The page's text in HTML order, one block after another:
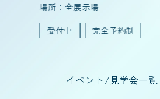
場所：全展示場
受付中
完全予約制
イベント/見学会一覧